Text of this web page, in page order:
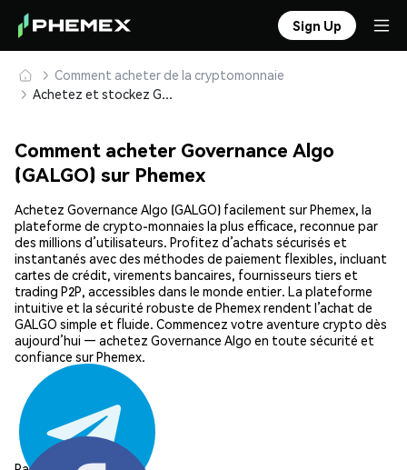
Sign Up
Comment acheter de la cryptomonnaie
Achetez et stockez Governance Algo (GALGO) en toute sécurité
Comment acheter Governance Algo
(GALGO) sur Phemex
Achetez Governance Algo (GALGO) facilement sur Phemex, la
plateforme de crypto-monnaies la plus efficace, reconnue par
des millions d’utilisateurs. Profitez d’achats sécurisés et
instantanés avec des méthodes de paiement flexibles, incluant
cartes de crédit, virements bancaires, fournisseurs tiers et
trading P2P, accessibles dans le monde entier. La plateforme
intuitive et la sécurité robuste de Phemex rendent l’achat de
GALGO simple et fluide. Commencez votre aventure crypto dès
aujourd’hui — achetez Governance Algo en toute sécurité et
confiance sur Phemex.